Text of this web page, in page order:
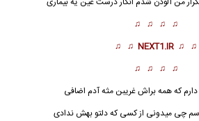
♫ ♫ ♫ ♫
♫ ♫
NEXT1.IR
♫ ♫
♫ ♫ ♫ ♫
که همه براش غریبن مثه آدم اضافی
چی میدونی از کسی که دلتو بهش ندادی